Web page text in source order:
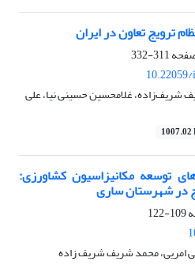
ترویج تعاون در ایران
311-332
شریف‌زاده، غلامحسین حسینی نیا، علی
1007.02
توسعه مکانیزاسیون کشاورزی:
در شهرستان ساری
109-122
امریی، محمد شریف شریف زاده